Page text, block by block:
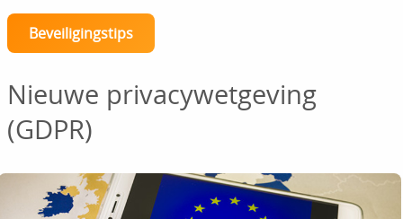
Beveiligingstips
Nieuwe privacywetgeving
(GDPR)